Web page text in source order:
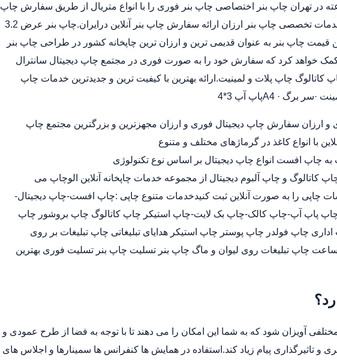
تسلیت بنر تبلیغاتی 24 ساعته در تهران چاپ بنر اختصاصی چاپ بنر فوری را با انواع متریال از طریق سفارش چاپ
بنر در سامانه ثبت سفارش آنلاین خدمات تخصصی چاپ بنر ارزان ارائه سفارش چاپ بنر آنلاین درایران.چاپ بنر عرض 3.2
کمترین قیمت چاپ بنر به عنوان قدیمی ترین و ارزان ترین چاپخانه کشور در طراحی چاپ بنر
خواهد کرد که سفارش خود را به صورت فوری در مجتمع چاپ دیجیتال سانترال
چاپ پلات و لمینیت.ارائه بهترین با کیفیت ترین و جدیدترین خدمات چاپ
و ارزان سفارش چاپ دیجیتال فوری و ارزان مجهزترین و بزرگترین مجتمع چاپ
با انواع کاغذ در گرماژهای مختلف و متنوع
چاپ افست انواع چاپ دیجیتال بر اساس نوع تکنولوژی
کاتالوگ و چاپ آلبوم دیجیتال از مجموعه خدمات چاپخانه آنلاین الوچاپ می
چاپی را به صورت آنلاین ثبت کنیدخدمات متنوع چاپی :چاپ افست-چاپ دیجیتال-
رول آپ-چاپ پاپ آپ-چاپ کالک-چاپ بک لایت-چاپ استیکر چاپ کاتالوگ چاپ بروشور چاپ
چاپ فولدر چاپ پوستر چاپ استیکر هدایای تبلیغاتی چاپ تبلیغات بر روی
چاپ تبلیغات روی لیوان و ماگ چاپ بنر تسلیت چاپ بنر تسلیت فوری بهترین
آویزان شود که به شما این امکان را می دهند تا با توجه به فضا از طرح عمودی و
و تاثیرگذاری پیام زیاد کند.استفاده در همایش ها کنفرانس ها سمینارها و اجلاس های